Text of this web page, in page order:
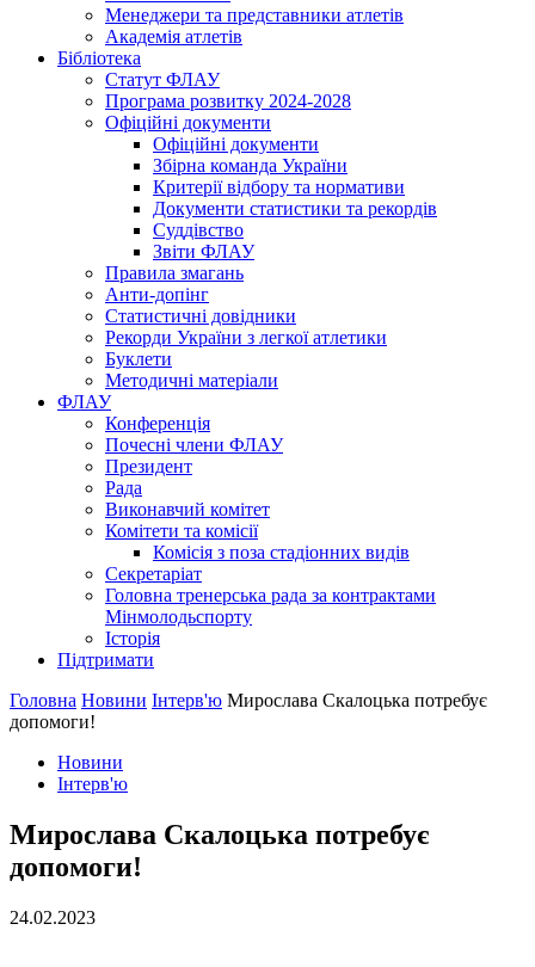
Менеджери та представники атлетів
Академія атлетів
Бібліотека
Статут ФЛАУ
Програма розвитку 2024-2028
Офіційні документи
Офіційні документи
Збірна команда України
Критерії відбору та нормативи
Документи статистики та рекордів
Суддівство
Звіти ФЛАУ
Правила змагань
Анти-допінг
Статистичні довідники
Рекорди України з легкої атлетики
Буклети
Методичні матеріали
ФЛАУ
Конференція
Почесні члени ФЛАУ
Президент
Рада
Виконавчий комітет
Комітети та комісії
Комісія з поза стадіонних видів
Секретаріат
Головна тренерська рада за контрактами
Мінмолодьспорту
Історія
Підтримати
Головна Новини Інтерв'ю Мирослава Скалоцька потребує
допомоги!
Новини
Інтерв'ю
Мирослава Скалоцька потребує
допомоги!
24.02.2023